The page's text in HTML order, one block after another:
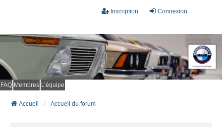
Connexion
Inscription
FAQ Membres L’équipe
Accueil Accueil du forum